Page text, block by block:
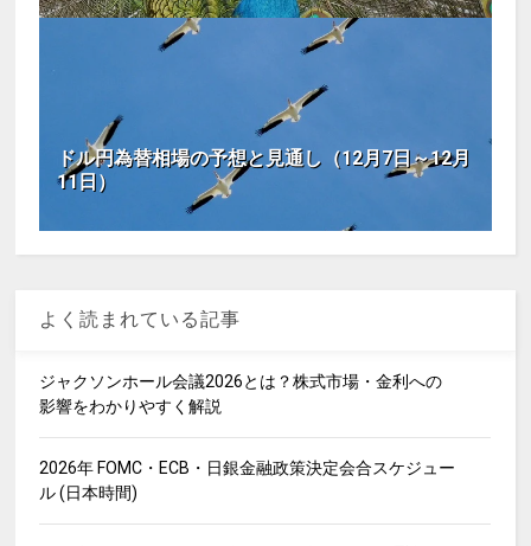
ドル円為替相場の予想と見通し（12月7日～12月
11日）
よく読まれている記事
ジャクソンホール会議2026とは？株式市場・金利への
影響をわかりやすく解説
2026年 FOMC・ECB・日銀金融政策決定会合スケジュー
ル (日本時間)